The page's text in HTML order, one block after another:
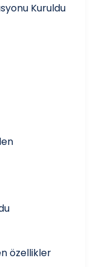
Kuruldu
özellikler